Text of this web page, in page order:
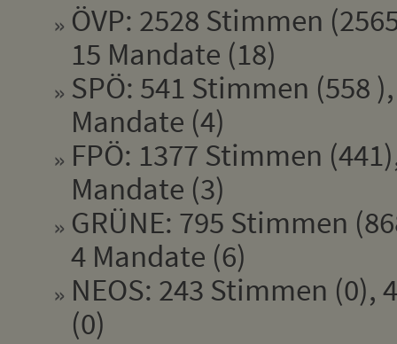
ÖVP: 2528 Stimmen
15 Mandate (18)
SPÖ: 541 Stimmen (558
Mandate (4)
FPÖ: 1377 Stimmen
Mandate (3)
GRÜNE: 795 Stimmen
4 Mandate (6)
NEOS: 243 Stimmen (0),
(0)